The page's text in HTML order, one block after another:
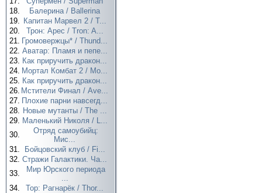
18.
Балерина / Ballerina
19. Капитан Марвел 2 / T...
20.
Трон: Арес / Tron: A...
21. Громовержцы* / Thund...
22. Аватар: Пламя и пепе...
23. Как приручить дракон...
24. Мортал Комбат 2 / Mo...
25. Как приручить дракон...
26. Мстители Финал / Ave...
27. Плохие парни навсегд...
28. Новые мутанты / The ...
29. Маленький Николя / L...
30.
Отряд самоубийц:
Мис...
31.
Бойцовский клуб / Fi...
32. Стражи Галактики. Ча...
33.
Мир Юрского периода
...
34.
Тор: Рагнарёк / Thor...